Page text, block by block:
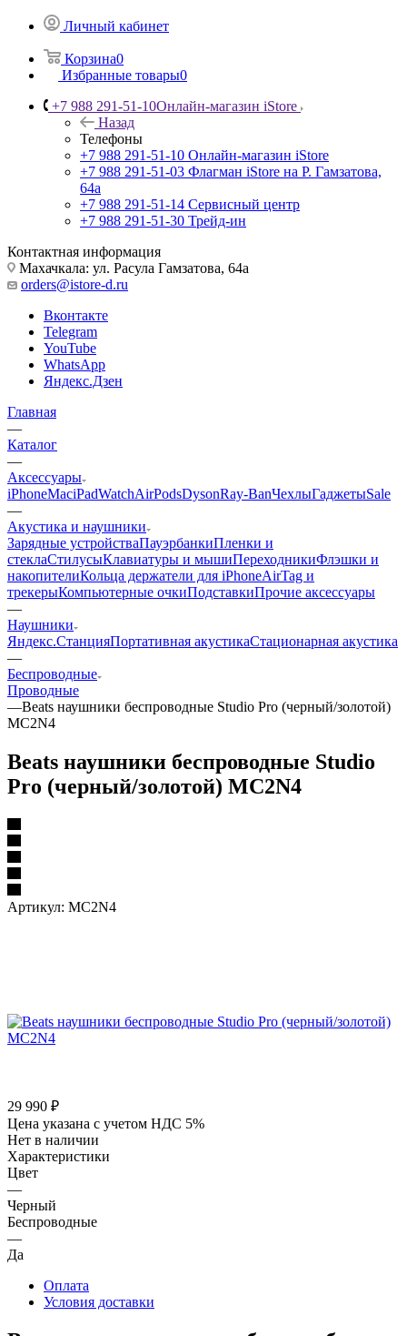
Личный кабинет
Корзина0
Избранные товары0
+7 988 291-51-10Онлайн-магазин iStore
Назад
Телефоны
+7 988 291-51-10 Онлайн-магазин iStore
+7 988 291-51-03 Флагман iStore на Р. Гамзатова,
64а
+7 988 291-51-14 Сервисный центр
+7 988 291-51-30 Трейд-ин
Контактная информация
Махачкала: ул. Расула Гамзатова, 64а
orders@istore-d.ru
Вконтакте
Telegram
YouTube
WhatsApp
Яндекс.Дзен
Главная
—
Каталог
—
Аксессуары
iPhoneMaciPadWatchAirPodsDysonRay-BanЧехлыГаджетыSale
—
Акустика и наушники
Зарядные устройстваПауэрбанкиПленки и
стеклаСтилусыКлавиатуры и мышиПереходникиФлэшки и
накопителиКольца держатели для iPhoneAirTag и
трекерыКомпьютерные очкиПодставкиПрочие аксессуары
—
Наушники
Яндекс.СтанцияПортативная акустикаСтационарная акустика
—
Беспроводные
Проводные
—Beats наушники беспроводные Studio Pro (черный/золотой)
MC2N4
Beats наушники беспроводные Studio
Pro (черный/золотой) MC2N4
Артикул: MC2N4
29 990 ₽
Цена указана с учетом НДС 5%
Нет в наличии
Характеристики
Цвет
—
Черный
Беспроводные
—
Да
Оплата
Условия доставки